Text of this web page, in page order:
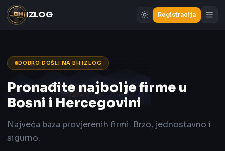
IZLOG Registracija
DOBRO DOŠLI NA BH IZLOG
Pronađite najbolje firme u
Bosni i Hercegovini
Najveća baza provjerenih firmi. Brzo, jednostavno i
sigurno.